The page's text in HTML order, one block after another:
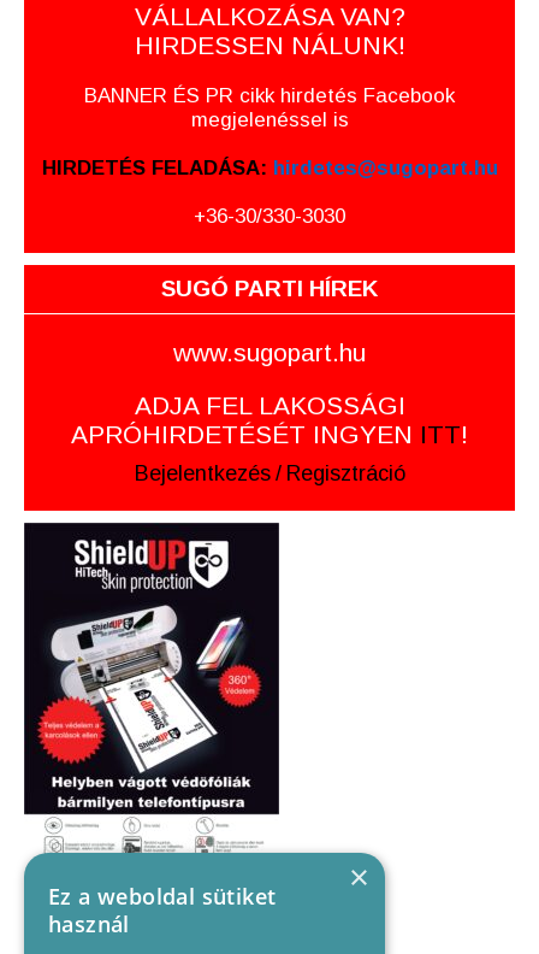
VÁLLALKOZÁSA VAN?
HIRDESSEN NÁLUNK!
BANNER ÉS PR cikk hirdetés Facebook
megjelenéssel is
HIRDETÉS FELADÁSA: hirdetes@sugopart.hu
+36-30/330-3030
SUGÓ PARTI HÍREK
www.sugopart.hu
ADJA FEL LAKOSSÁGI
APRÓHIRDETÉSÉT INGYEN ITT!
Bejelentkezés / Regisztráció
×
Ez a weboldal sütiket
használ